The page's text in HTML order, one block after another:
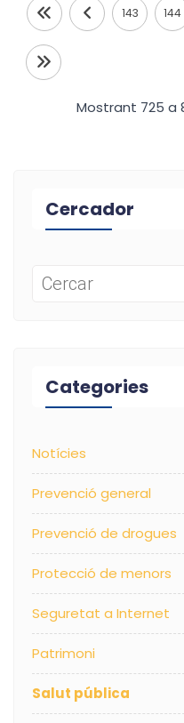
143 144
Mostrant 725 a
Cercador
Categories
Notícies
Prevenció general
Prevenció de drogues
Protecció de menors
Seguretat a Internet
Patrimoni
Salut pública